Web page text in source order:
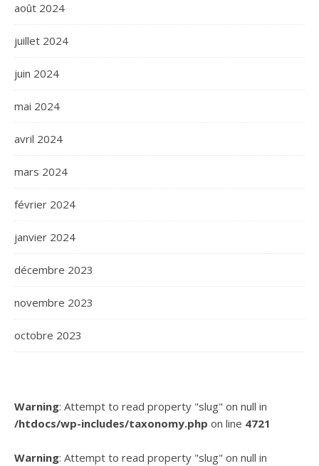
août 2024
juillet 2024
juin 2024
mai 2024
avril 2024
mars 2024
février 2024
janvier 2024
décembre 2023
novembre 2023
octobre 2023
Warning: Attempt to read property "slug" on null in
/htdocs/wp-includes/taxonomy.php on line 4721
Warning: Attempt to read property "slug" on null in